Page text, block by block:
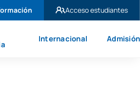
Acceso estudiantes
UAX Mare Nostrum
Internacional Admisión